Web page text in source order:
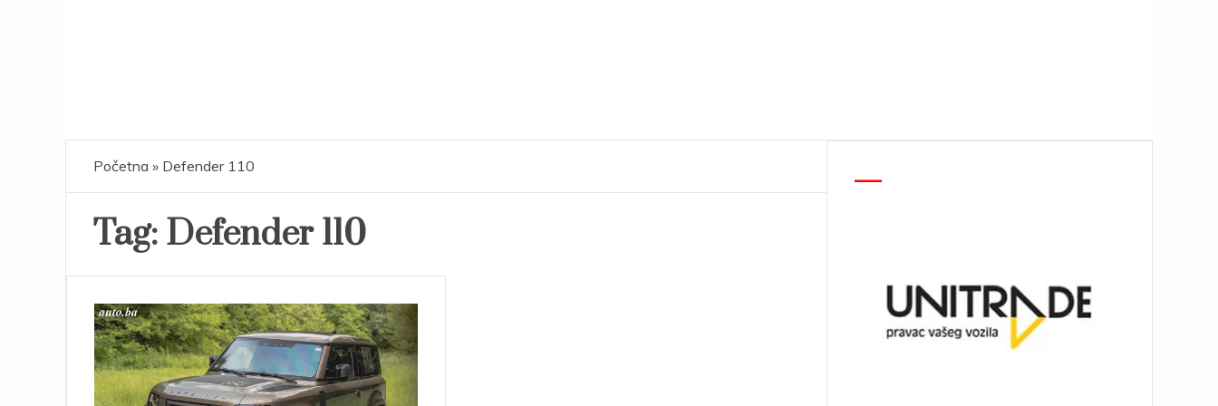
Početna » Defender 110
Tag: Defender 110